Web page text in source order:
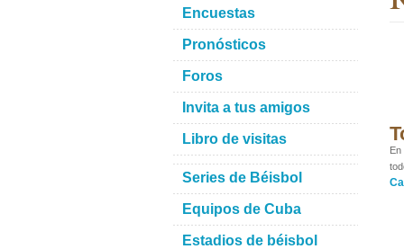
Encuestas
Pronósticos
Foros
Invita a tus amigos
Libro de visitas
Series de Béisbol
Equipos de Cuba
Estadios de béisbol